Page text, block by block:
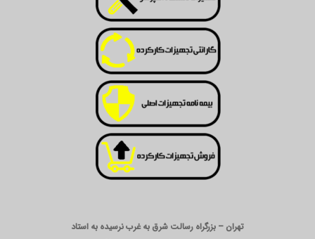
تهران – بزرگراه رسالت شرق به غرب نرسیده به استاد